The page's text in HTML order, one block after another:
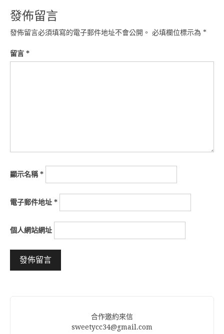
發佈留言
發佈留言必須填寫的電子郵件地址不會公開。 必填欄位標示為 *
留言 *
顯示名稱*
電子郵件地址 *
個人網站網址
合作邀約來信
sweetycc34@gmail.com